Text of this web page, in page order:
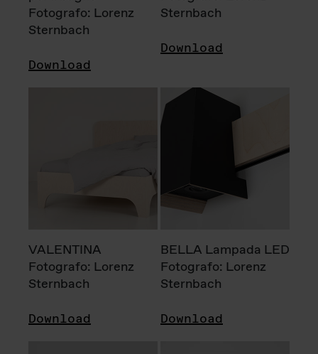
Fotografo: Lorenz
Sternbach
Download
Sternbach
Download
VALENTINA
Fotografo: Lorenz
Sternbach
Download
BELLA Lampada LED
Fotografo: Lorenz
Sternbach
Download